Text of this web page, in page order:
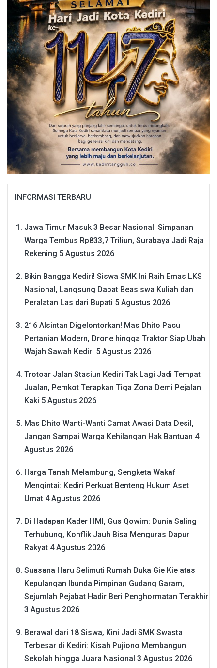
INFORMASI TERBARU
Jawa Timur Masuk 3 Besar Nasional! Simpanan
Warga Tembus Rp833,7 Triliun, Surabaya Jadi Raja
Rekening 5 Agustus 2026
Bikin Bangga Kediri! Siswa SMK Ini Raih Emas LKS
Nasional, Langsung Dapat Beasiswa Kuliah dan
Peralatan Las dari Bupati 5 Agustus 2026
216 Alsintan Digelontorkan! Mas Dhito Pacu
Pertanian Modern, Drone hingga Traktor Siap Ubah
Wajah Sawah Kediri 5 Agustus 2026
Trotoar Jalan Stasiun Kediri Tak Lagi Jadi Tempat
Jualan, Pemkot Terapkan Tiga Zona Demi Pejalan
Kaki 5 Agustus 2026
Mas Dhito Wanti-Wanti Camat Awasi Data Desil,
Jangan Sampai Warga Kehilangan Hak Bantuan 4
Agustus 2026
Harga Tanah Melambung, Sengketa Wakaf
Mengintai: Kediri Perkuat Benteng Hukum Aset
Umat 4 Agustus 2026
Di Hadapan Kader HMI, Gus Qowim: Dunia Saling
Terhubung, Konflik Jauh Bisa Menguras Dapur
Rakyat 4 Agustus 2026
Suasana Haru Selimuti Rumah Duka Gie Kie atas
Kepulangan Ibunda Pimpinan Gudang Garam,
Sejumlah Pejabat Hadir Beri Penghormatan Terakhir
3 Agustus 2026
Berawal dari 18 Siswa, Kini Jadi SMK Swasta
Terbesar di Kediri: Kisah Pujiono Membangun
Sekolah hingga Juara Nasional 3 Agustus 2026